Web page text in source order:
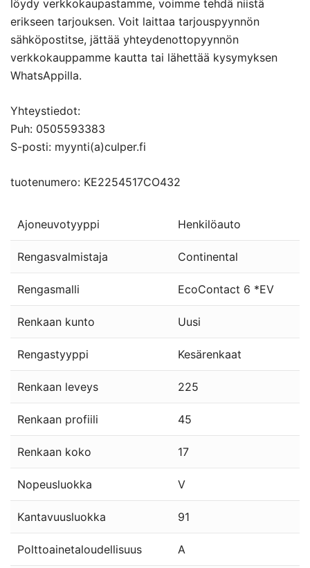
löydy verkkokaupastamme, voimme tehdä niistä
erikseen tarjouksen. Voit laittaa tarjouspyynnön
sähköpostitse, jättää yhteydenottopyynnön
verkkokauppamme kautta tai lähettää kysymyksen
WhatsAppilla.
Yhteystiedot:
Puh: 0505593383
S-posti: myynti(a)culper.fi
tuotenumero: KE2254517CO432
Ajoneuvotyyppi Henkilöauto
Rengasvalmistaja Continental
Rengasmalli EcoContact 6 *EV
Renkaan kunto Uusi
Rengastyyppi Kesärenkaat
Renkaan leveys 225
Renkaan profiili 45
Renkaan koko 17
Nopeusluokka V
Kantavuusluokka 91
Polttoainetaloudellisuus A